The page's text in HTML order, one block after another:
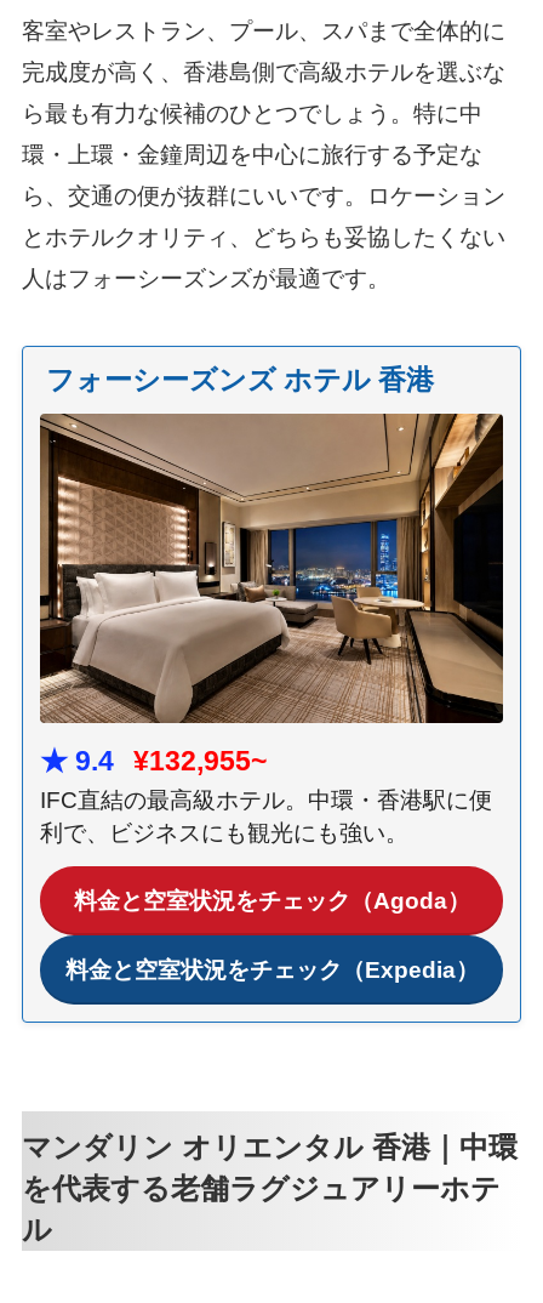
客室やレストラン、プール、スパまで全体的に
完成度が高く、香港島側で高級ホテルを選ぶな
ら最も有力な候補のひとつでしょう。特に中
環・上環・金鐘周辺を中心に旅行する予定な
ら、交通の便が抜群にいいです。ロケーション
とホテルクオリティ、どちらも妥協したくない
人はフォーシーズンズが最適です。
フォーシーズンズ ホテル 香港
★ 9.4 ¥132,955~
IFC直結の最高級ホテル。中環・香港駅に便
利で、ビジネスにも観光にも強い。
料金と空室状況をチェック（Agoda）
料金と空室状況をチェック（Expedia）
マンダリン オリエンタル 香港｜中環
を代表する老舗ラグジュアリーホテ
ル